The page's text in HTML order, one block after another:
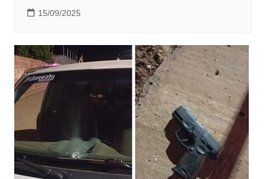
15/09/2025